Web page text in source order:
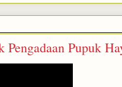
Pupuk